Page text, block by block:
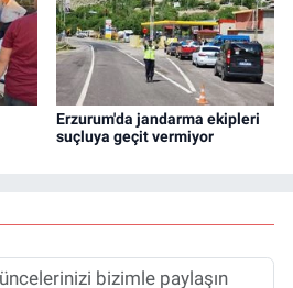
Erzurum'da jandarma ekipleri
suçluya geçit vermiyor